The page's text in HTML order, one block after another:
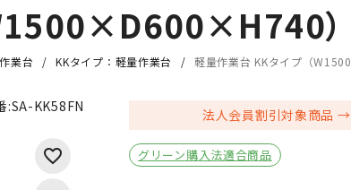
）
業台 KKタイプ：軽量作業台 軽量作業台 KKタイプ（
:SA-KK58FN 法人会員割引対象商品
グリーン購入法適合商品